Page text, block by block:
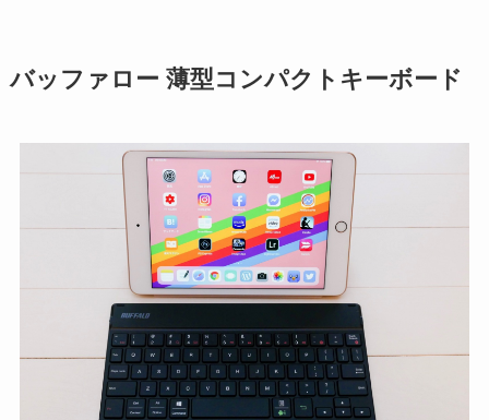
バッファロー 薄型コンパクトキーボード